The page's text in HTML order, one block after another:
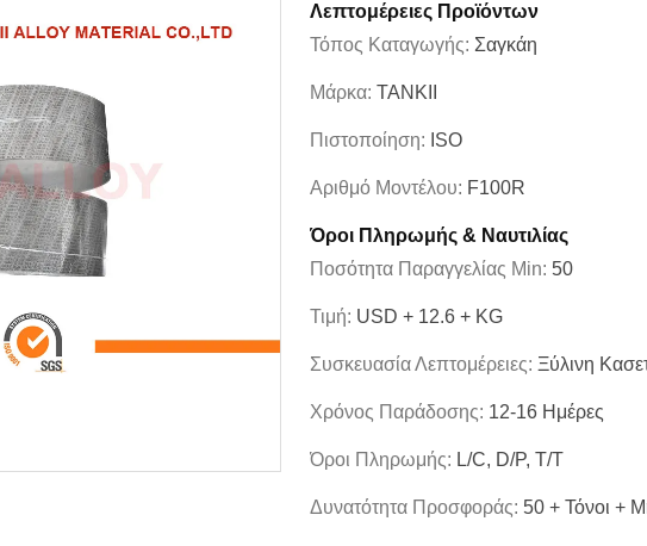
Λεπτομέρειες Προϊόντων
Τόπος Καταγωγής: Σαγκάη
Μάρκα: TANKII
Πιστοποίηση: ISO
Αριθμό Μοντέλου: F100R
Όροι Πληρωμής & Ναυτιλίας
Ποσότητα Παραγγελίας Min: 50
Τιμή: USD + 12.6 + KG
Συσκευασία Λεπτομέρειες: Ξύλινη
Χρόνος Παράδοσης: 12-16 Ημέρες
Όροι Πληρωμής: L/C, D/P, T/T
Δυνατότητα Προσφοράς: 50 + Τόνοι +